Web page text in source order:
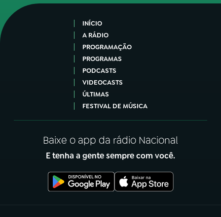
INÍCIO
A RÁDIO
PROGRAMAÇÃO
PROGRAMAS
PODCASTS
VIDEOCASTS
ÚLTIMAS
FESTIVAL DE MÚSICA
Baixe o app da rádio Nacional
E tenha a gente sempre com você.